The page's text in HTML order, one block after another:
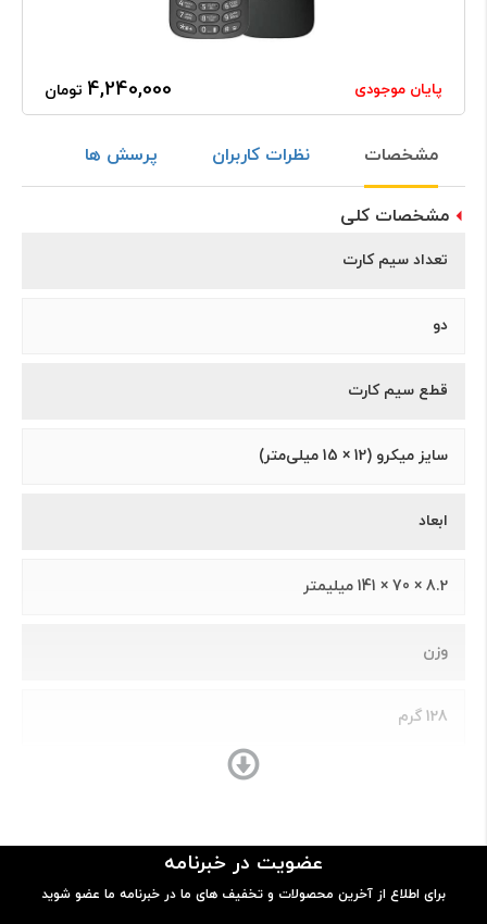
4,240,000 تومان پایان موجودی
مشخصات نظرات کاربران پرسش ها
مشخصات کلی
تعداد سیم کارت
دو
قطع سیم کارت
سایز میکرو (12 × 15 میلی‌متر)
ابعاد
8.2 × 70 × 141 میلیمتر
وزن
128 گرم
پلاستیک
پردازنده
عضویت در خبرنامه
برای اطلاع از آخرین محصولات و تخفیف های ما در خبرنامه ما عضو شوید